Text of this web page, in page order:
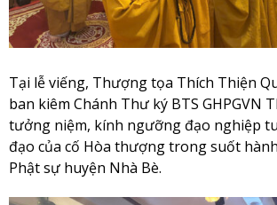
Tại lễ viếng, Thượng tọa Thích Thiện
ban kiêm Chánh Thư ký BTS GHPGVN
tưởng niệm, kính ngưỡng đạo nghiệp
đạo của cố Hòa thượng trong suốt
Phật sự huyện Nhà Bè.